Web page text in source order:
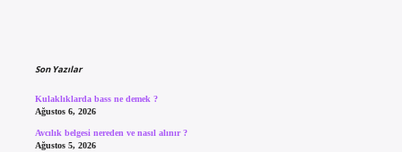
Son Yazılar
Kulaklıklarda bass ne demek ?
Ağustos 6, 2026
Avcılık belgesi nereden ve nasıl alınır ?
Ağustos 5, 2026